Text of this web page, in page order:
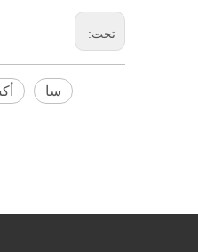
تحت:
سا